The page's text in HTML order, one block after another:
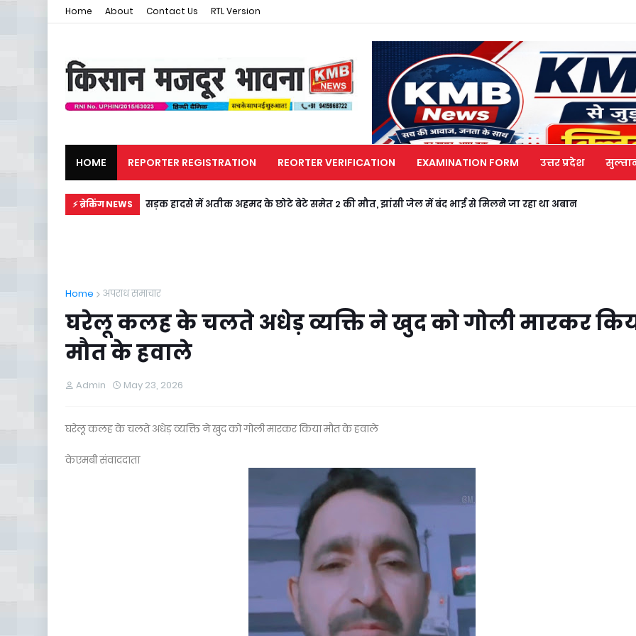
Home About Contact Us RTL Version
HOME REPORTER REGISTRATION REORTER VERIFICATION EXAMINATION FORM उत्तर प्रदेश
मजदूर समाचार राजनीति
⚡ ब्रेकिंग NEWS सड़क हादसे में अतीक अहमद के छोटे बेटे समेत 2 की मौत, झांसी जेल में बंद भाई से मिलने जा रहा था अबान
Home अपराध समाचार
घरेलू कलह के चलते अधेड़ व्यक्ति ने खुद को गोली मारकर
मौत के हवाले
Admin May 23, 2026
घरेलू कलह के चलते अधेड़ व्यक्ति ने खुद को गोली मारकर किया मौत के हवाले
केएमबी संवाददाता